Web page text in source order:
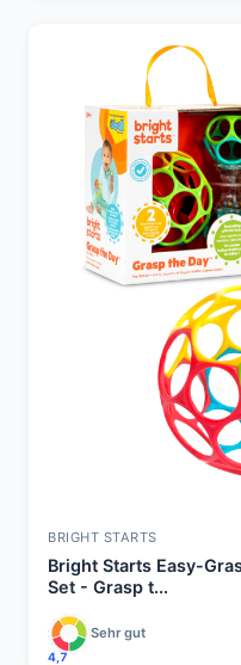
BRIGHT STARTS
Bright Starts Easy-
Set - Grasp t...
4,7
Sehr gut